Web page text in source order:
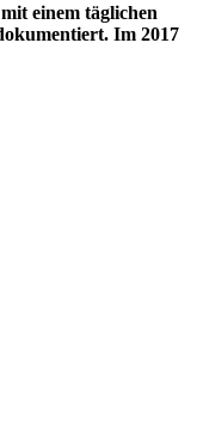
einem täglichen
Im 2017